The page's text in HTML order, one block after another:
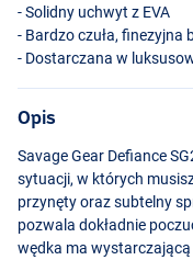
- Solidny uchwyt z EVA
- Bardzo czuła, finezyjna
- Dostarczana w
Opis
Savage Gear Defiance
sytuacji, w których
przynęty oraz subtelny
pozwala dokładnie
wędka ma